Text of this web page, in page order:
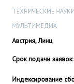
ТЕХНИЧЕСКИЕ НАУКИ
МУЛЬТИМЕДИА
Австрия, Линц
Срок подачи заявок:
Индексирование